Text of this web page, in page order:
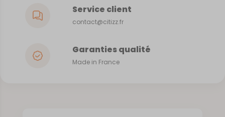
Service client
contact@citizz.fr
Garanties qualité
Made in France